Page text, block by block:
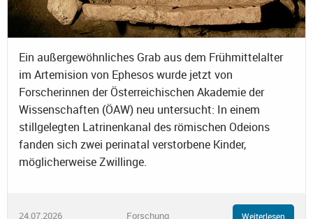
Ein außergewöhnliches Grab aus dem Frühmittelalter
im Artemision von Ephesos wurde jetzt von
Forscherinnen der Österreichischen Akademie der
Wissenschaften (ÖAW) neu untersucht: In einem
stillgelegten Latrinenkanal des römischen Odeions
fanden sich zwei perinatal verstorbene Kinder,
möglicherweise Zwillinge.
24.07.2026 Forschung Weiterlesen